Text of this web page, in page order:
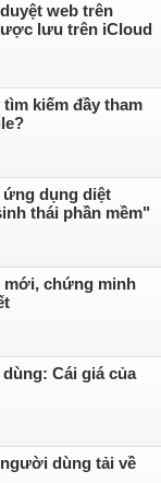
web trên
lưu trên iCloud
kiếm đầy tham
dụng diệt
thái phần mềm"
mới, chứng minh
Cái giá của
dùng tải về